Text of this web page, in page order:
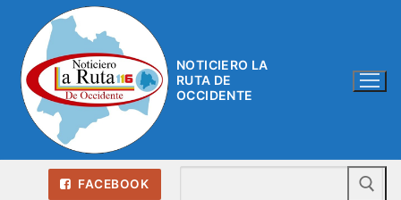
contenido
NOTICIERO LA
RUTA DE
OCCIDENTE
FACEBOOK